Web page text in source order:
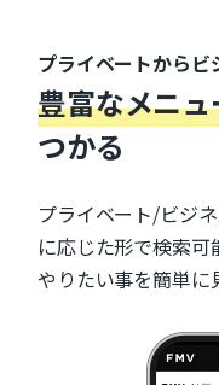
プライベートからビ
豊富なメニュ
つかる
プライベート/ビジ
に応じた形で検索可
やりたい事を簡単に